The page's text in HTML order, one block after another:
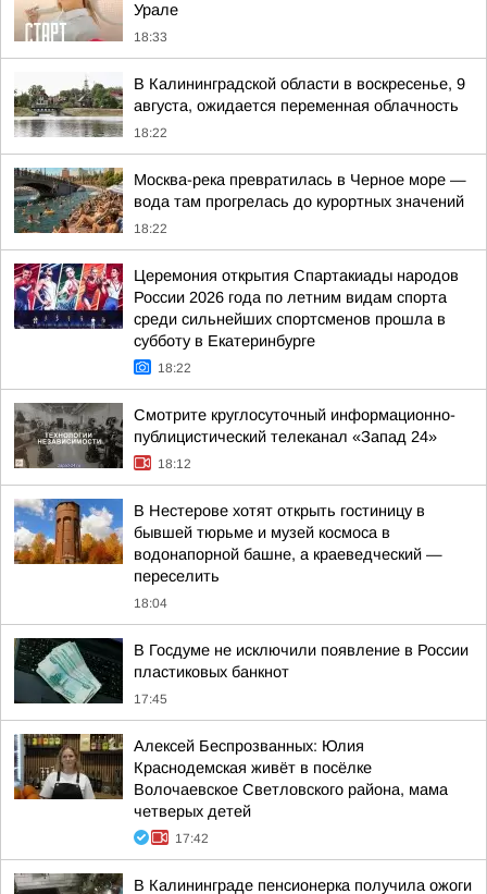
Урале
18:33
В Калининградской области в воскресенье, 9
августа, ожидается переменная облачность
18:22
Москва-река превратилась в Черное море —
вода там прогрелась до курортных значений
18:22
Церемония открытия Спартакиады народов
России 2026 года по летним видам спорта
среди сильнейших спортсменов прошла в
субботу в Екатеринбурге
18:22
Смотрите круглосуточный информационно-
публицистический телеканал «Запад 24»
18:12
В Нестерове хотят открыть гостиницу в
бывшей тюрьме и музей космоса в
водонапорной башне, а краеведческий —
переселить
18:04
В Госдуме не исключили появление в России
пластиковых банкнот
17:45
Алексей Беспрозванных: Юлия
Краснодемская живёт в посёлке
Волочаевское Светловского района, мама
четверых детей
17:42
В Калининграде пенсионерка получила ожоги